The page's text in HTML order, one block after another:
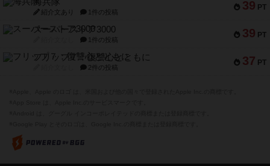
39 PT
紹介文あり 1件の投稿
39 PT
スーパーストア3000
1件の投稿
37 PT
フリップ７：復讐心とともに
2件の投稿